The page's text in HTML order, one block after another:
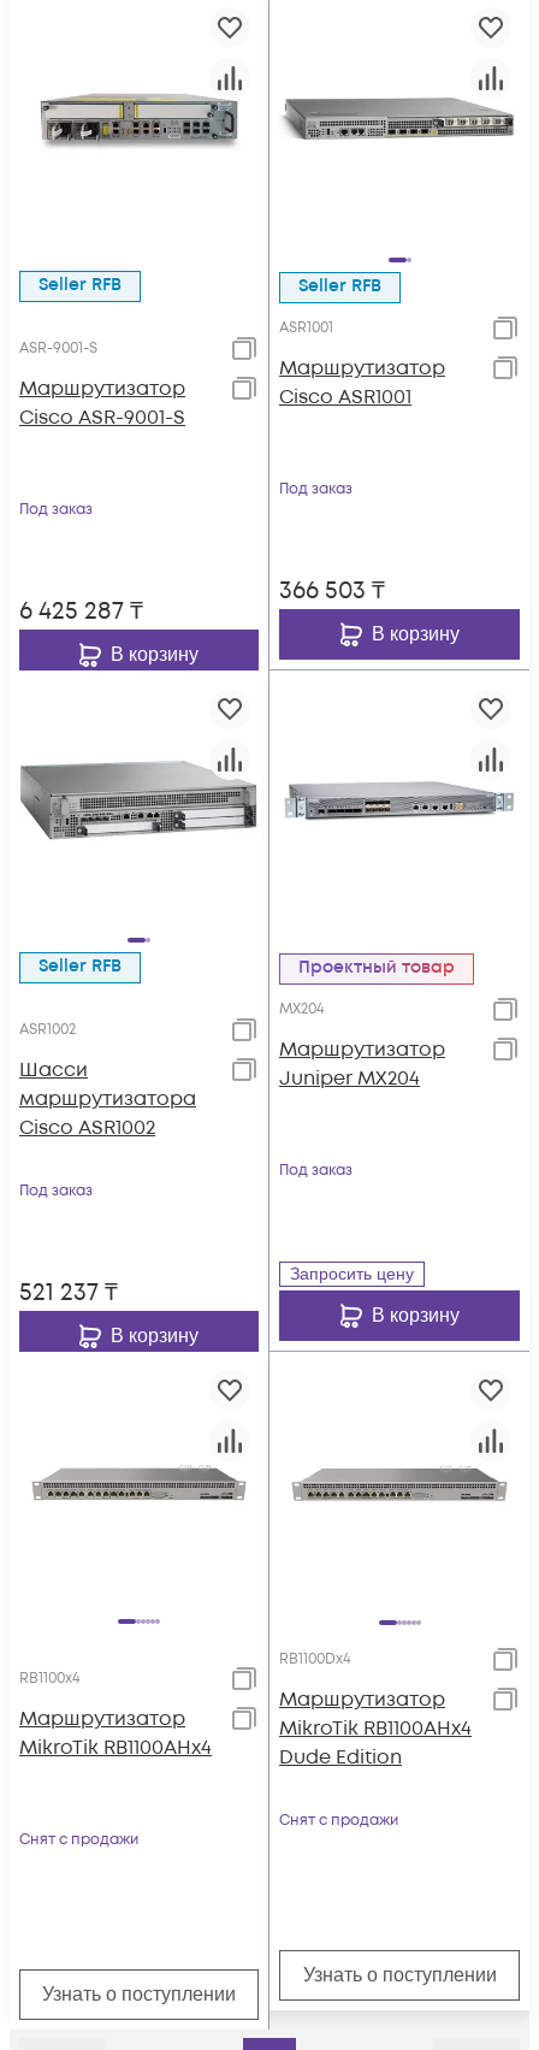
Seller RFB
ASR-9001-S
Маршрутизатор
Cisco ASR-9001-S
Под заказ
6 425 287₸
В корзину
Seller RFB
ASR1001
Маршрутизатор
Cisco ASR1001
Под заказ
366 503 ₸
В корзину
Seller RFB
ASR1002
Шасси
маршрутизатора
Cisco ASR1002
Под заказ
521 237₸
В корзину
Проектный товар
MX204
Маршрутизатор
Juniper MX204
Под заказ
Запросить цену
В корзину
RB1100x4
Маршрутизатор
MikroTik RB1100AHx4
Снят с продажи
Узнать о поступлении
RB1100Dx4
Маршрутизатор
MikroTik RB1100AHx4
Dude Edition
Снят с продажи
Узнать о поступлении